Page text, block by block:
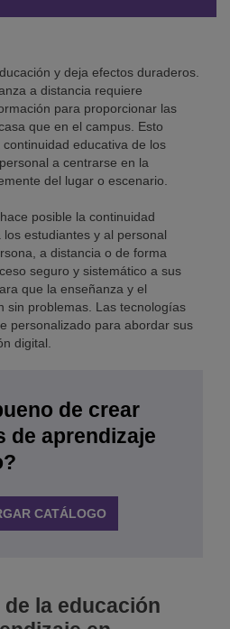
y deja efectos duraderos.
a distancia requiere
para proporcionar las
que en el campus. Esto
educativa de los
a centrarse en la
del lugar o escenario.
posible la continuidad
estudiantes y al personal
a distancia o de forma
seguro y sistemático a sus
que la enseñanza y el
sin problemas. Las tecnologías
personalizado para abordar sus
digital.
de crear
de aprendizaje
CATÁLOGO
la educación